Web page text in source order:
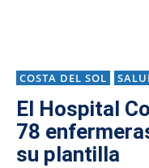
COSTA DEL SOL
El Hospital
78
su plantilla